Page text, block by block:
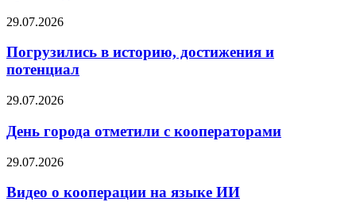
29.07.2026
Погрузились в историю, достижения и
потенциал
29.07.2026
День города отметили с кооператорами
29.07.2026
Видео о кооперации на языке ИИ